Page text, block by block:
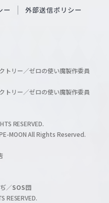
ー 外部送信ポリシー
トリー／ゼロの使い魔製作委員
トリー／ゼロの使い魔製作委員
RESERVED.
MOON All Rights Reserved.
／SOS団
RESERVED.